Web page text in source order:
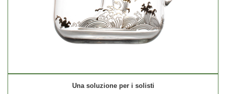
Una soluzione per i solisti